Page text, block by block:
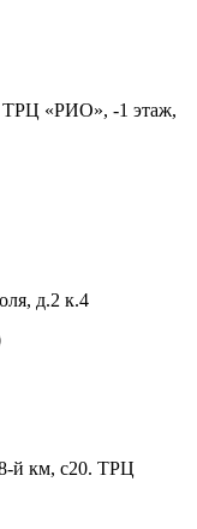
ТРЦ «РИО», -1 этаж,
д.2 к.4
й км, с20. ТРЦ